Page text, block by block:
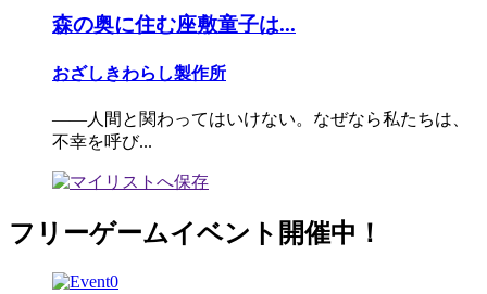
森の奥に住む座敷童子は...
おざしきわらし製作所
――人間と関わってはいけない。なぜなら私たちは、
不幸を呼び...
フリーゲームイベント開催中！